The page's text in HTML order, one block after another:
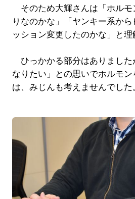
そのため大輝さんは「ホルモ
りなのかな」「ヤンキー系か
ッション変更したのかな」と理
ひっかかる部分はありました
なりたい」との思いでホルモン
は、みじんも考えませんでした